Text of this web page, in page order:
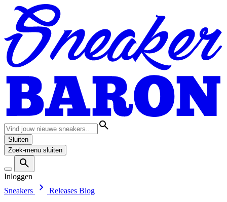
Sluiten
Zoek-menu sluiten
Inloggen
Sneakers
Releases Blog